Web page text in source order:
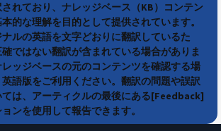
れており、ナレッジベース（KB）コンテン
的な理解を目的として提供されています。
ナルの英語を文字どおりに翻訳しているた
ではない翻訳が含まれている場合がありま
ッジベースの元のコンテンツを確認する場
語版をご利用ください。翻訳の問題や誤訳
ては、アーティクルの最後にある[Feedback]
ンを使用して報告できます。